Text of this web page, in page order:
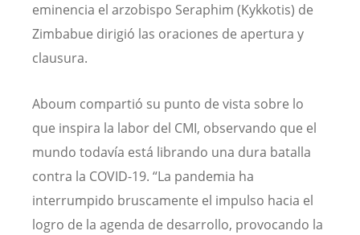
eminencia el arzobispo Seraphim (Kykkotis) de
Zimbabue dirigió las oraciones de apertura y
clausura.
Aboum compartió su punto de vista sobre lo
que inspira la labor del CMI, observando que el
mundo todavía está librando una dura batalla
contra la COVID-19. “La pandemia ha
interrumpido bruscamente el impulso hacia el
logro de la agenda de desarrollo, provocando la